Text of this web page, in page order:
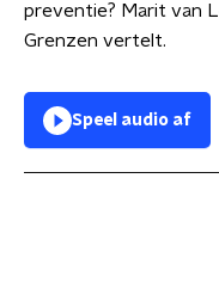
preventie? Marit van
Grenzen vertelt.
Speel audio af